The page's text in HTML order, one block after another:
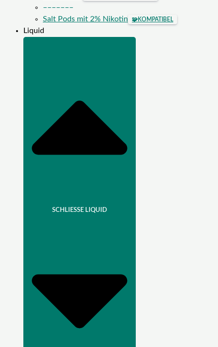
–––––––
Salt Pods mit 2% Nikotin
🧩KOMPATIBEL
Liquid
SCHLIESSE LIQUID